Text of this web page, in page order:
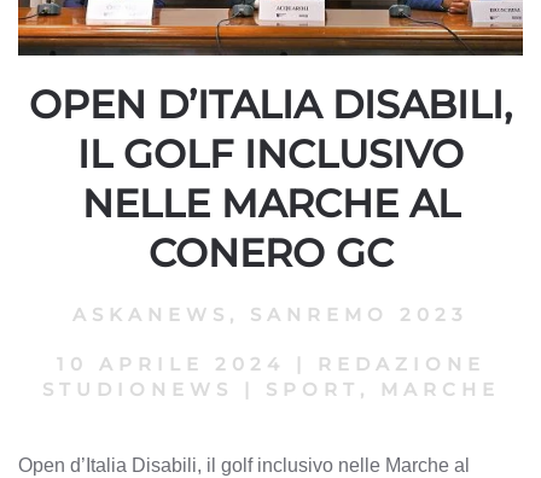
OPEN D’ITALIA DISABILI,
IL GOLF INCLUSIVO
NELLE MARCHE AL
CONERO GC
ASKANEWS , SANREMO 2023
10 APRILE 2024 |
REDAZIONE
STUDIONEWS
| SPORT, MARCHE
Open d’Italia Disabili, il golf inclusivo nelle Marche al